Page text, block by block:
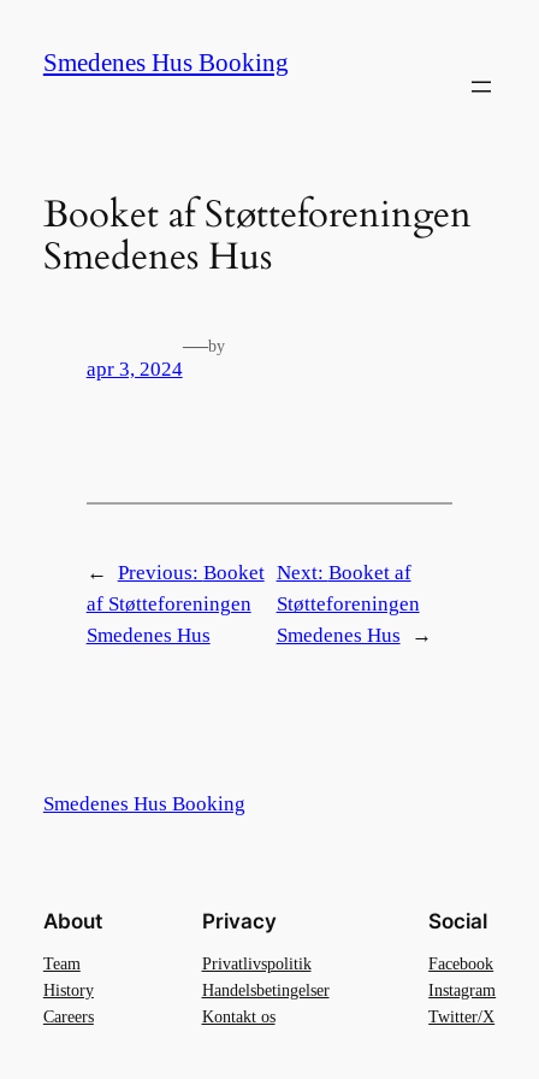
indholdSmedenes Hus Booking
Booket af Støtteforeningen
Smedenes Hus
apr 3, 2024
—by
← Previous: Booket
af Støtteforeningen
Smedenes Hus
Next: Booket af
Støtteforeningen
Smedenes Hus
→
Smedenes Hus Booking
About
Team
History
Careers
Privacy
Privatlivspolitik
Handelsbetingelser
Kontakt os
Social
Facebook
Instagram
Twitter/X